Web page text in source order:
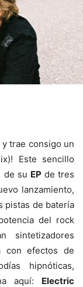
trae consigo un
Este sencillo
de su EP de tres
lanzamiento,
pistas de batería
del rock
sintetizadores
con efectos de
hipnóticas,
aquí: Electric